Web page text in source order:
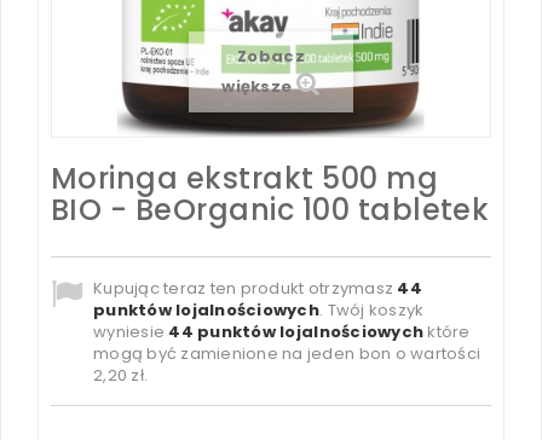
Zobacz
większe
Moringa ekstrakt 500 mg
BIO - BeOrganic 100 tabletek
Kupując teraz ten produkt otrzymasz 44
punktów lojalnościowych. Twój koszyk
wyniesie 44 punktów lojalnościowych które
mogą być zamienione na jeden bon o wartości
2,20 zł.